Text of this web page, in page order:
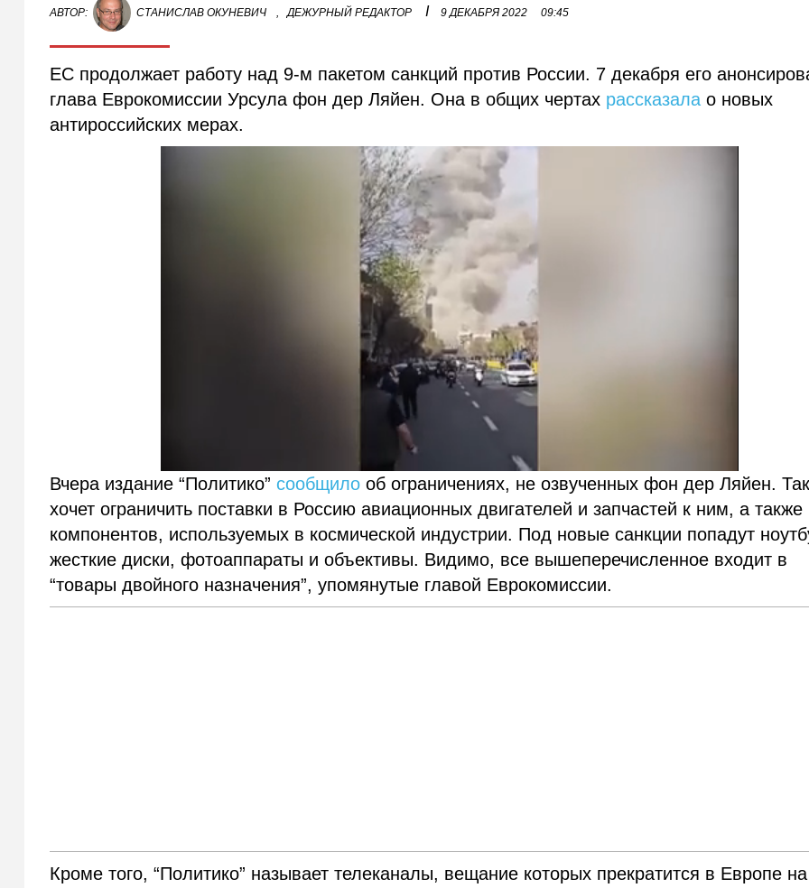
АВТОР: СТАНИСЛАВ ОКУНЕВИЧ , ДЕЖУРНЫЙ РЕДАКТОР I 9 ДЕКАБРЯ 2022 09:45
ЕС продолжает работу над 9-м пакетом санкций против России. 7 декабря его
глава Еврокомиссии Урсула фон дер Ляйен. Она в общих чертах рассказала о новых
антироссийских мерах.
Вчера издание “Политико”сообщило об ограничениях, не озвученных фон дер Ляйен.
хочет ограничить поставки в Россию авиационных двигателей и запчастей к ним, а также
компонентов, используемых в космической индустрии. Под новые санкции попадут
жесткие диски, фотоаппараты и объективы. Видимо, все вышеперечисленное входит в
“товары двойного назначения”, упомянутые главой Еврокомиссии.
Кроме того, “Политико” называет телеканалы, вещание которых прекратится в Европе на